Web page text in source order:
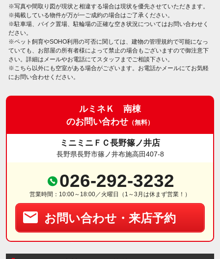
※写真や間取り図が現状と相違する場合は現状を優先させていただきます。
※掲載している物件が万が一ご成約の場合はご了承ください。
※駐車場、バイク置場、駐輪場の正確な空き状況についてはお問い合わせく
ださい。
※ペット飼育やSOHO利用の可否に関しては、建物の管理規約で可能になっ
ていても、お部屋の所有者様によって禁止の場合もございますので御注意下
さい。詳細はメールやお電話にてスタッフまでご相談下さい。
※こちら以外にも空室がある場合がございます。お電話かメールにてお気軽
にお問い合わせください。
ルミネＫ 南棟
のお問い合わせ （無料）
ミニミニＦＣ長野篠ノ井店
長野県長野市篠ノ井布施高田407-8
026-292-3232
営業時間：10:00～18:00／火曜日（1～3月は休まず営業！）
お問い合わせ・来店予約